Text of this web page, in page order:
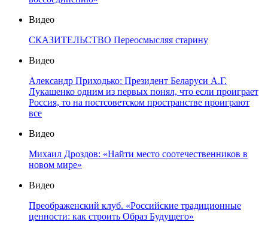
Видео
СКАЗИТЕЛЬСТВО Переосмысляя старину
Видео
Александр Приходько: Президент Беларуси А.Г.
Лукашенко одним из первых понял, что если проиграет
Россия, то на постсоветском пространстве проиграют
все
Видео
Михаил Дроздов: «Найти место соотечественников в
новом мире»
Видео
Преображенский клуб. «Российские традиционные
ценности: как строить Образ Будущего»